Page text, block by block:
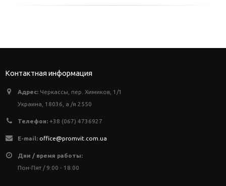
Контактная информация
Адрес: Черкассы, пер. Химиков, 1/1
Украина, 18036, а /я 2550
Телефон: +38 (067) 4736927
E-mail: office@promvit.com.ua
Дни / время работы:
Пон-Пят / 9:00 - 18:00